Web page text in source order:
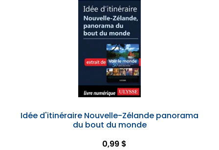
Idée d'itinéraire Nouvelle-Zélande panorama
du bout du monde
0,99 $